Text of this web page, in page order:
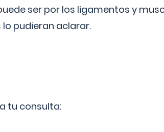
ser por los ligamentos y
pudieran aclarar.
tu consulta: